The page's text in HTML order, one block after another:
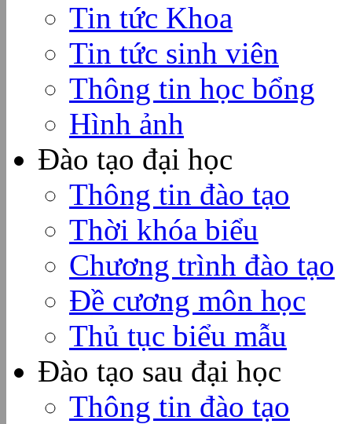
Tin tức Khoa
Tin tức sinh viên
Thông tin học bổng
Hình ảnh
Đào tạo đại học
Thông tin đào tạo
Thời khóa biểu
Chương trình đào tạo
Đề cương môn học
Thủ tục biểu mẫu
Đào tạo sau đại học
Thông tin đào tạo